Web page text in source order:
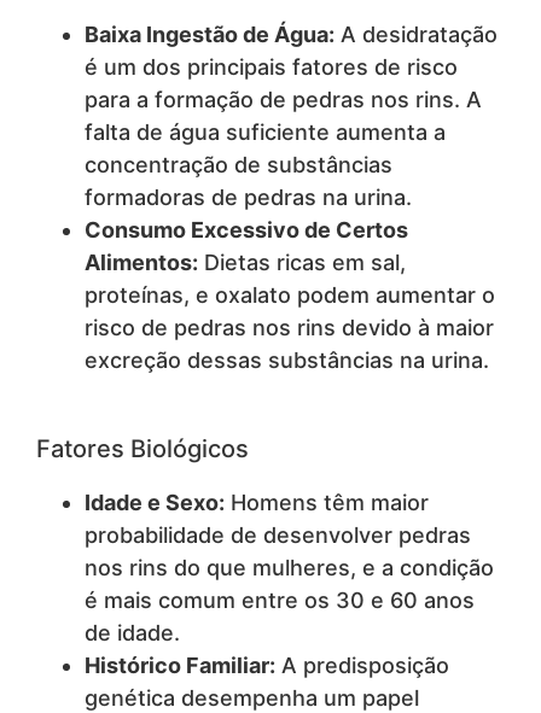
Baixa Ingestão de Água: A desidratação
é um dos principais fatores de risco
para a formação de pedras nos rins. A
falta de água suficiente aumenta a
concentração de substâncias
formadoras de pedras na urina.
Consumo Excessivo de Certos
Alimentos: Dietas ricas em sal,
proteínas, e oxalato podem aumentar o
risco de pedras nos rins devido à maior
excreção dessas substâncias na urina.
Fatores Biológicos
Idade e Sexo: Homens têm maior
probabilidade de desenvolver pedras
nos rins do que mulheres, e a condição
é mais comum entre os 30 e 60 anos
de idade.
Histórico Familiar: A predisposição
genética desempenha um papel